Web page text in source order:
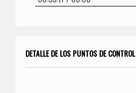
DETALLE DE LOS PUNTOS DE CONTROL